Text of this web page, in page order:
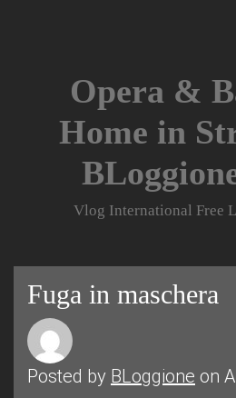
Opera &
Home in
Vlog International Free
Fuga in maschera
Posted by BLoggione on